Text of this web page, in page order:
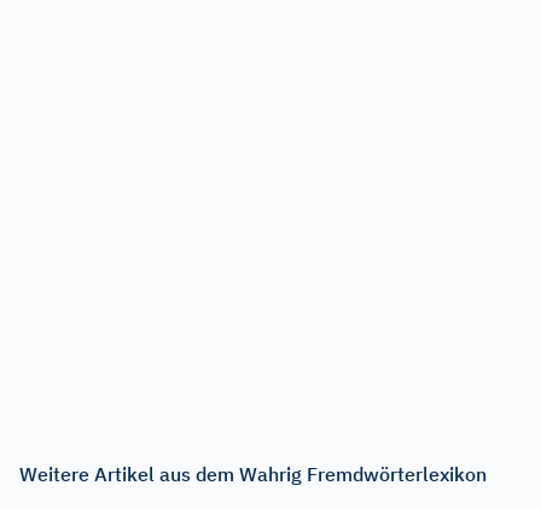
Weitere Artikel aus dem Wahrig Fremdwörterlexikon